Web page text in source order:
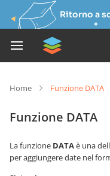
Ritorno a
Home Funzione DATA
Funzione DATA
La funzione DATAè una
per aggiungere date nel